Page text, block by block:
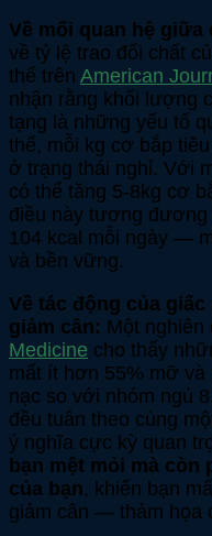
Về mối quan hệ giữa
về tỷ lệ trao đổi chất
thể trên American
nhận rằng khối lượng
tạng là những yếu tố
thể, mỗi kg cơ bắp
ở trạng thái nghỉ. Với
có thể tăng 5-8kg cơ
điều này tương đương
104 kcal mỗi ngày —
và bền vững.
Về tác động của
giảm cân: Một nghiên
Medicine cho thấy
mất ít hơn 55% mỡ
nạc so với nhóm ngủ
đều tuân theo cùng
ý nghĩa cực kỳ quan
bạn mệt mỏi mà còn
của bạn, khiến bạn
giảm cân — thảm họa